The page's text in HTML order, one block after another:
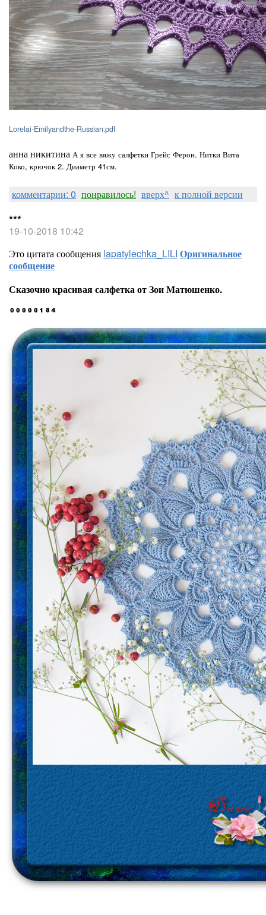
Lorelai-Emilyandthe-Russian.pdf
анна никитина А я все вяжу салфетки Грейс Ферон. Нитки Вита
Коко, крючок 2. Диаметр 41см.
комментарии: 0 понравилось! вверх^ к полной версии
***
19-10-2018 10:42
Это цитата сообщения lapatylechka_LILI Оригинальное
сообщение
Сказочно красивая салфетка от Зои Матюшенко.